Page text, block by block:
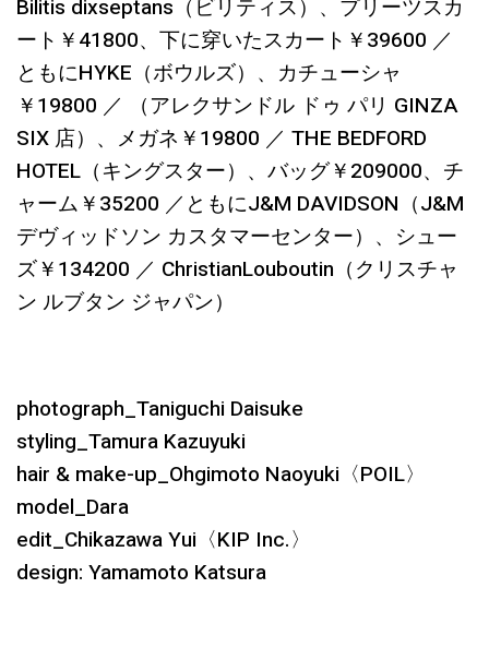
Bilitis dixseptans（ビリティス）、プリーツスカ
ート￥41800、下に穿いたスカート￥39600 ／
ともにHYKE（ボウルズ）、カチューシャ
￥19800 ／ （アレクサンドル ドゥ パリ GINZA
SIX 店）、メガネ￥19800 ／ THE BEDFORD
HOTEL（キングスター）、バッグ￥209000、チ
ャーム￥35200 ／ともにJ&M DAVIDSON（J&M
デヴィッドソン カスタマーセンター）、シュー
ズ￥134200 ／ ChristianLouboutin（クリスチャ
ン ルブタン ジャパン）
photograph_Taniguchi Daisuke
styling_Tamura Kazuyuki
hair & make-up_Ohgimoto Naoyuki〈POIL〉
model_Dara
edit_Chikazawa Yui〈KIP Inc.〉
design: Yamamoto Katsura